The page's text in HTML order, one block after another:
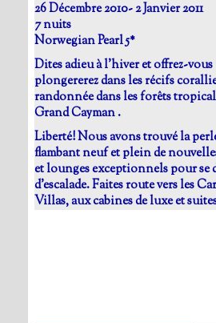
26 Décembre 2010- 2 Janvier 2011
7 nuits
Norwegian Pearl 5*
Dites adieu à l'hiver et offrez-
plongererez dans les récifs
randonnée dans les forêts
Grand Cayman .
Liberté! Nous avons trouvé la
flambant neuf et plein de
et lounges exceptionnels pour se
d'escalade. Faites route vers les
Villas, aux cabines de luxe et